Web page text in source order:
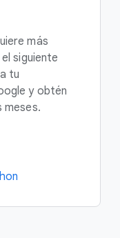
más
siguiente
tu
y obtén
meses.